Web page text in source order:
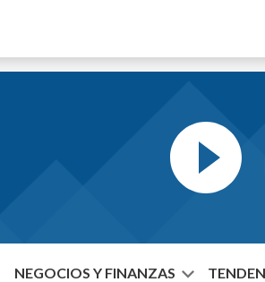
NEGOCIOS Y FINANZAS